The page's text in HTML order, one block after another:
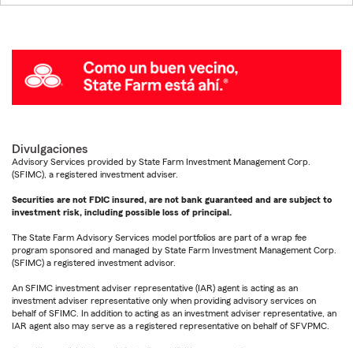
Divulgaciones
Advisory Services provided by State Farm Investment Management Corp.
(SFIMC), a registered investment adviser.
Securities are not FDIC insured, are not bank guaranteed and are subject to
investment risk, including possible loss of principal.
The State Farm Advisory Services model portfolios are part of a wrap fee
program sponsored and managed by State Farm Investment Management Corp.
(SFIMC) a registered investment advisor.
An SFIMC investment adviser representative (IAR) agent is acting as an
investment adviser representative only when providing advisory services on
behalf of SFIMC. In addition to acting as an investment adviser representative, an
IAR agent also may serve as a registered representative on behalf of SFVPMC.